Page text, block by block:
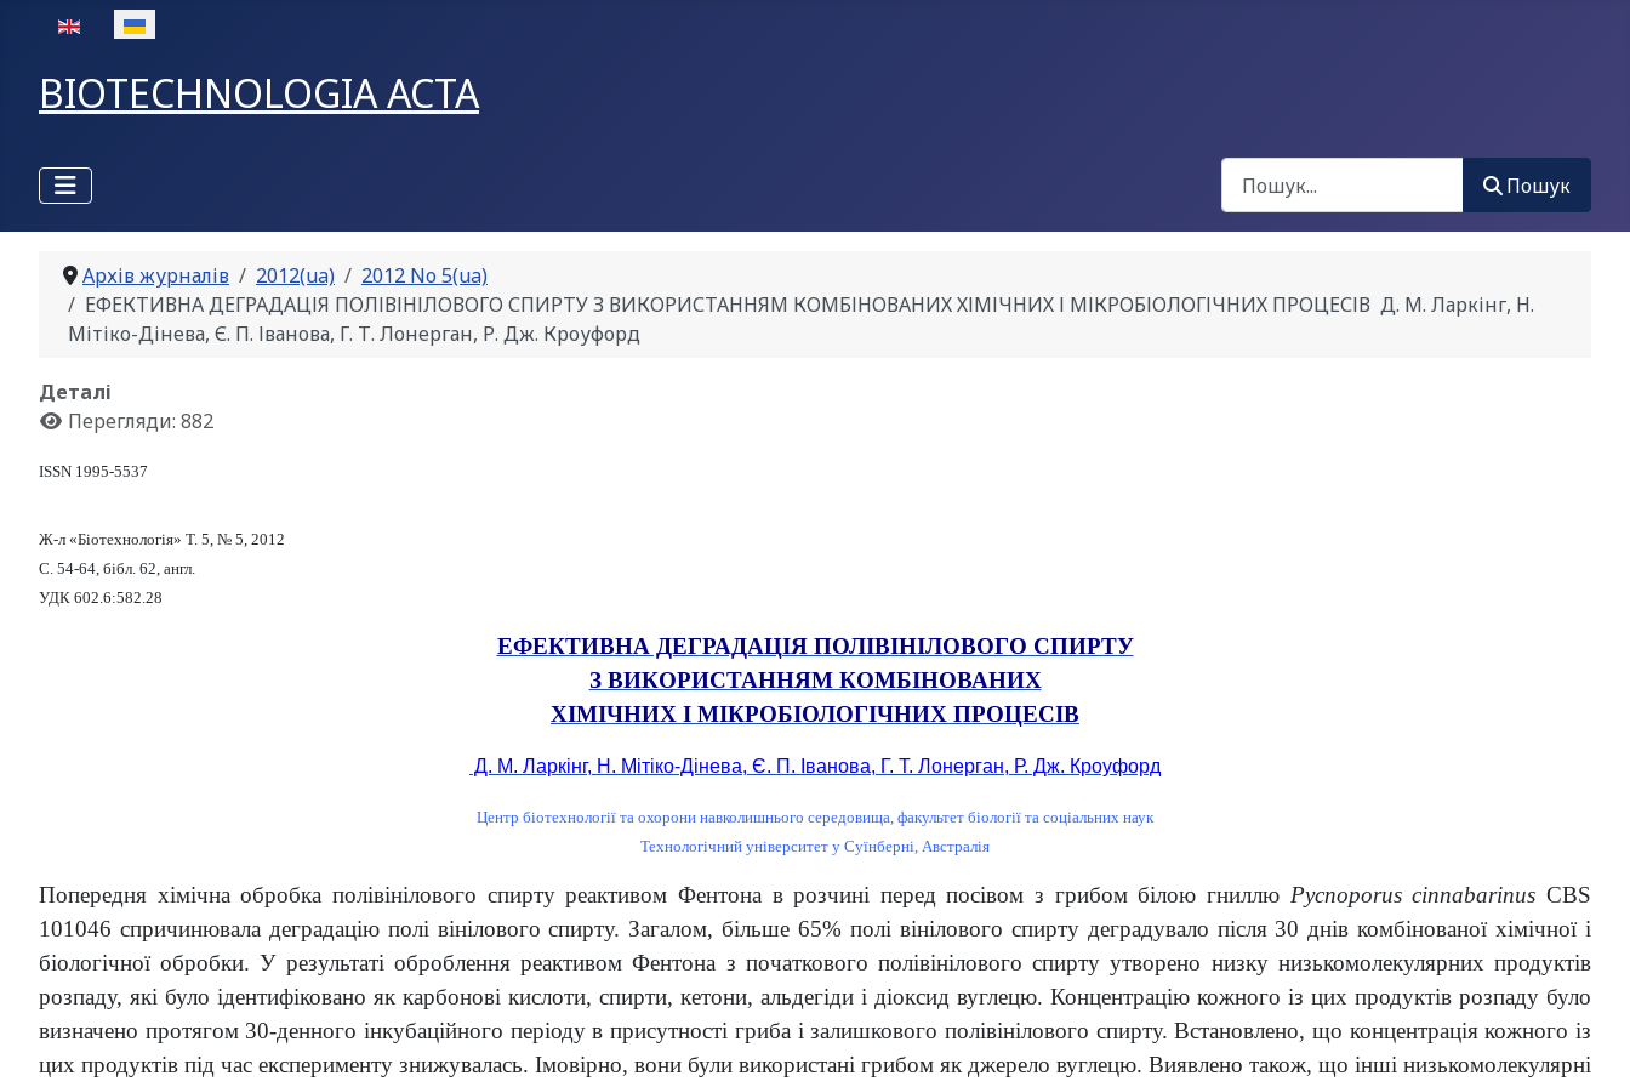
Оберіть свою мову
BIOTECHNOLOGIA ACTA
Пошук
Пошук
Архів журналів 2012(ua)
2012 No 5(ua)
ЕФЕКТИВНА ДЕГРАДАЦІЯ ПОЛІВІНІЛОВОГО СПИРТУ З ВИКОРИСТАННЯМ КОМБІНОВАНИХ ХІМІЧНИХ І МІКРОБІОЛОГІЧНИХ ПРОЦЕСІВ Д. М. Ларкінг, Н.
Мітіко-Дінева, Є. П. Іванова, Г. Т. Лонерган, Р. Дж. Кроуфорд
Деталі
Перегляди: 882
ISSN 1995-5537
Ж-л «Біотехнологія» Т. 5, № 5, 2012
С. 54-64, бібл. 62, англ.
УДК 602.6:582.28
ЕФЕКТИВНА ДЕГРАДАЦІЯ ПОЛІВІНІЛОВОГО СПИРТУ
З ВИКОРИСТАННЯМ КОМБІНОВАНИХ
ХІМІЧНИХ І МІКРОБІОЛОГІЧНИХ ПРОЦЕСІВ
Д. М. Ларкінг, Н. Мітіко-Дінева, Є. П. Іванова, Г. Т. Лонерган, Р. Дж. Кроуфорд
Центр біотехнології та охорони навколишнього середовища, факультет біології та соціальних наук
Технологічний університет у Суїнберні, Австралія
Попередня хімічна обробка полівінілового спирту реактивом Фентона в розчині перед посівом з грибом білою гниллю Pycnoporus cinnabarinus CBS
101046 спричинювала деградацію полі вінілового спирту. Загалом, більше 65% полі вінілового спирту деградувало після 30 днів комбінованої хімічної і
біологічної обробки. У результаті оброблення реактивом Фентона з початкового полівінілового спирту утворено низку низькомолекулярних продуктів
розпаду, які було ідентифіковано як карбонові кислоти, спирти, кетони, альдегіди і діоксид вуглецю. Концентрацію кожного із цих продуктів розпаду було
визначено протягом 30-денного інкубаційного періоду в присутності гриба і залишкового полівінілового спирту. Встановлено, що концентрація кожного із
цих продуктів під час експерименту знижувалась. Імовірно, вони були використані грибом як джерело вуглецю. Виявлено також, що інші низькомолекулярні